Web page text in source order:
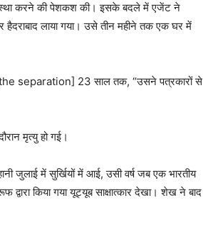
करने की पेशकश की। इसके बदले में एजेंट ने
लाया गया। उसे तीन महीने तक एक घर में
[the separation] 23 साल तक, “उसने पत्रकारों से
मृत्यु हो गई।
जुलाई में सुर्खियों में आई, उसी वर्ष जब एक भारतीय
द्वारा किया गया यूट्यूब साक्षात्कार देखा। शेख ने बाद